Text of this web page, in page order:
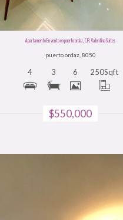
Apartamento En venta en puerto ordaz, C.R. Valentina Suites
puerto ordaz, 8050
4 3 6 250Sqft
$550,000